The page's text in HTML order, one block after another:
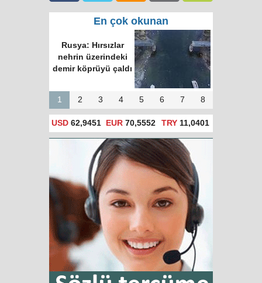
En çok okunan
Rusya: Hırsızlar
nehrin üzerindeki
demir köprüyü çaldı
1 2 3 4 5 6 7 8
USD 62,9451 EUR 70,5552 TRY 11,0401